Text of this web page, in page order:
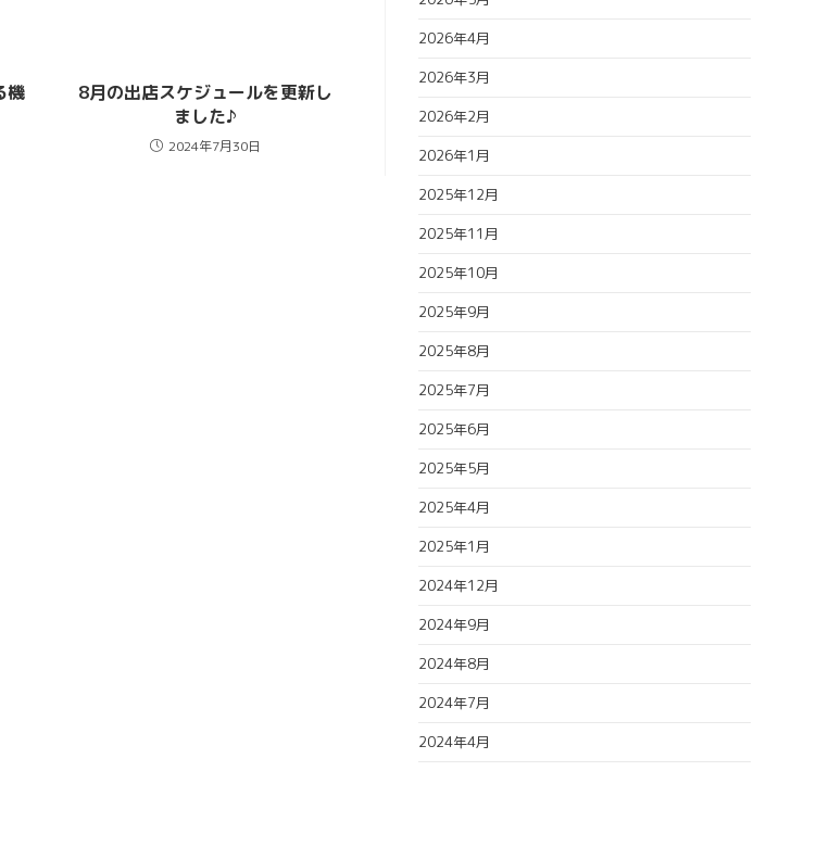
機
8月の出店スケジュールを更新し
ました♪
2024年7月30日
2026年4月
2026年3月
2026年2月
2026年1月
2025年12月
2025年11月
2025年10月
2025年9月
2025年8月
2025年7月
2025年6月
2025年5月
2025年4月
2025年1月
2024年12月
2024年9月
2024年8月
2024年7月
2024年4月